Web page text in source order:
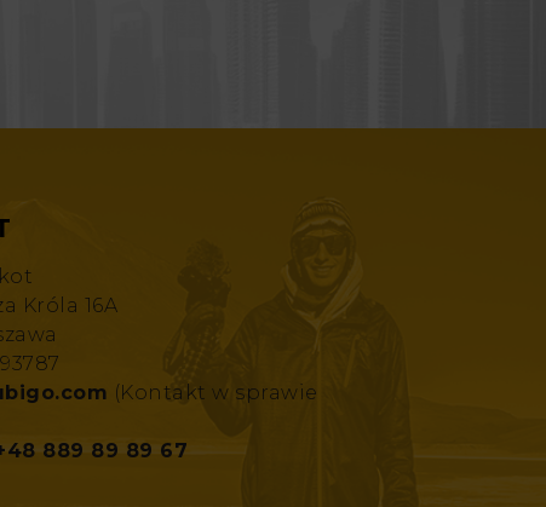
Króla 16A
(Kontakt w sprawie
889 89 89 67